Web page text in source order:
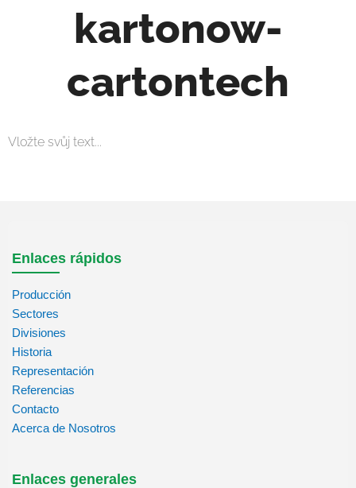
kartonow-
cartontech
Vložte svůj text...
Enlaces rápidos
Producción
Sectores
Divisiones
Historia
Representación
Referencias
Contacto
Acerca de Nosotros
Enlaces generales